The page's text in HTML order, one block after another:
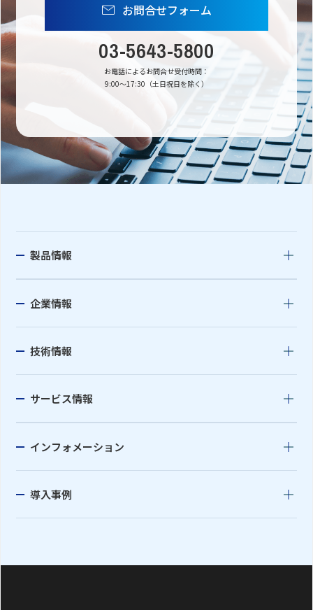
お問合せフォーム
03-5643-5800
お電話によるお問合せ受付時間：
9:00〜17:30（土日祝日を除く）
製品情報
企業情報
技術情報
サービス情報
インフォメーション
導入事例